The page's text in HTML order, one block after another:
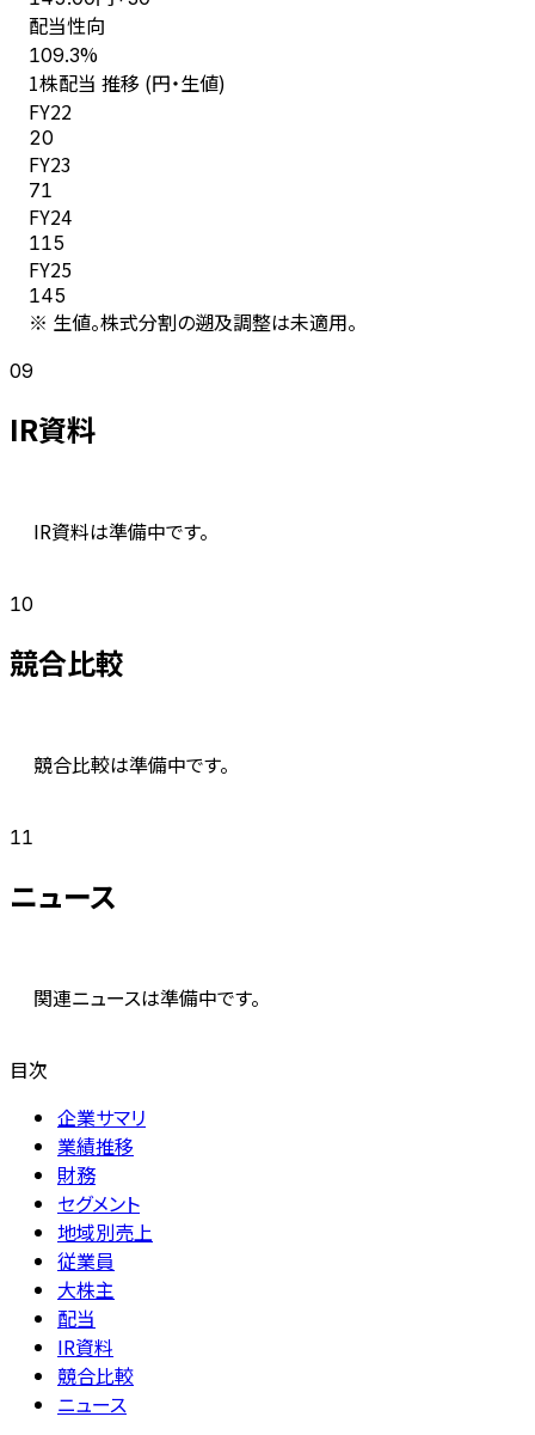
配当性向
109.3%
1株配当 推移 (円・生値)
FY22
20
FY23
71
FY24
115
FY25
145
※ 生値。株式分割の遡及調整は未適用。
09
IR資料
IR資料は準備中です。
10
競合比較
競合比較は準備中です。
11
ニュース
関連ニュースは準備中です。
目次
企業サマリ
業績推移
財務
セグメント
地域別売上
従業員
大株主
配当
IR資料
競合比較
ニュース